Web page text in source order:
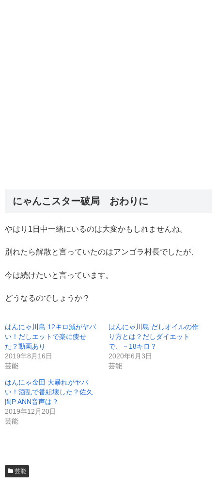
にゃんこスター破局 おわりに
やはり1日中一緒にいるのは大変かもしれませんね。
別れたら解散と言っていたのはアンゴラ村長でしたが、
今は続けたいと言っています。
どうなるのでしょうか？
はんにゃ川島 12キロ減がヤバ
い！だしエットで楽に痩せ
た？動画あり
2019年8月16日
芸能
はんにゃ川島 だしオイルの作
り方とは？だしダイエット
で、－18キロ？
2020年6月3日
芸能
はんにゃ金田 大暴れがヤバ
い！酒乱で番組壊した？佐久
間P ANN音声は？
2019年12月20日
芸能
芸能